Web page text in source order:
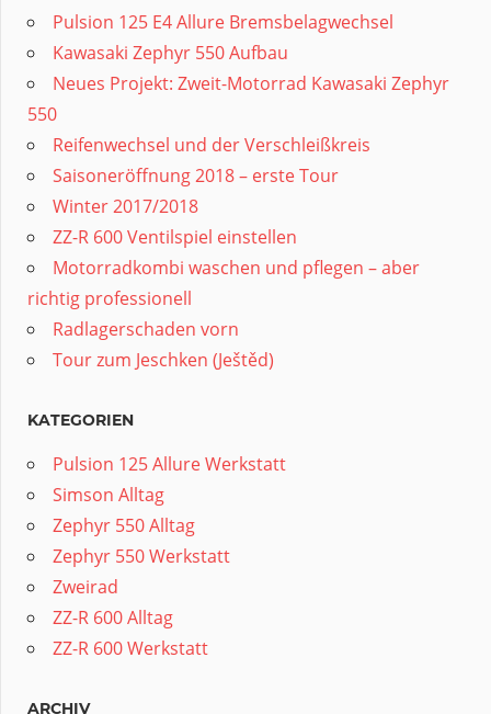
Pulsion 125 E4 Allure Bremsbelagwechsel
Kawasaki Zephyr 550 Aufbau
Neues Projekt: Zweit-Motorrad Kawasaki Zephyr
550
Reifenwechsel und der Verschleißkreis
Saisoneröffnung 2018 – erste Tour
Winter 2017/2018
ZZ-R 600 Ventilspiel einstellen
Motorradkombi waschen und pflegen – aber
richtig professionell
Radlagerschaden vorn
Tour zum Jeschken (Ještěd)
KATEGORIEN
Pulsion 125 Allure Werkstatt
Simson Alltag
Zephyr 550 Alltag
Zephyr 550 Werkstatt
Zweirad
ZZ-R 600 Alltag
ZZ-R 600 Werkstatt
ARCHIV